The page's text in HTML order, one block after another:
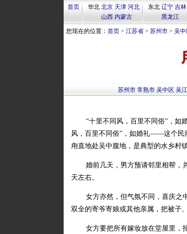
首页 华北 北京 天津 河北
山西 内蒙古
东北 辽宁 吉林
黑龙江
您现在的位置： 首页> 江苏省> 苏州市> 吴中
苏州市 常熟市 吴中区 吴
“十里不同风，百里不同俗”，
风，百里不同俗”，如婚礼——这个民
甪直地处吴中腹地，是典型的水乡村
婚前几天，男方预请邻里相帮，
天左右。
女方亦然，但气氛不同，喜庆之
双全的寄爷寄娘或其他亲属，把被子
女方要把所有嫁妆放在堂屋里，